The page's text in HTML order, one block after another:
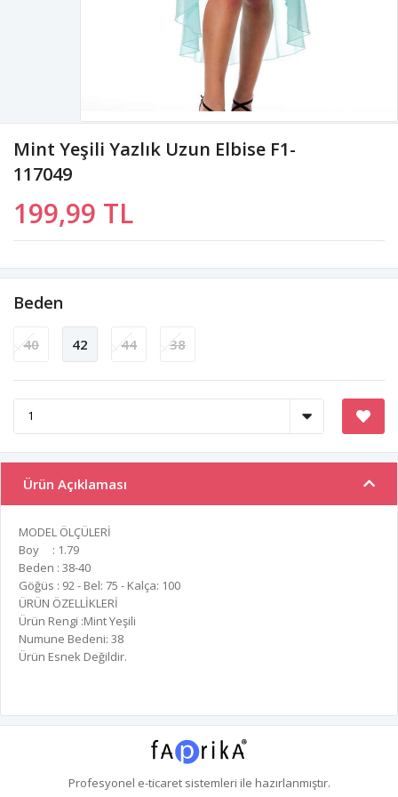
Mint Yeşili Yazlık Uzun Elbise F1-
117049
199,99 TL
Beden
40 42 44 38
Ürün Açıklaması
MODEL ÖLÇÜLERİ
Boy : 1.79
Beden : 38-40
Göğüs : 92 - Bel: 75 - Kalça: 100
ÜRÜN ÖZELLİKLERİ
Ürün Rengi :Mint Yeşili
Numune Bedeni: 38
Ürün Esnek Değildir.
Profesyonel e-ticaretsistemleri ile hazırlanmıştır.